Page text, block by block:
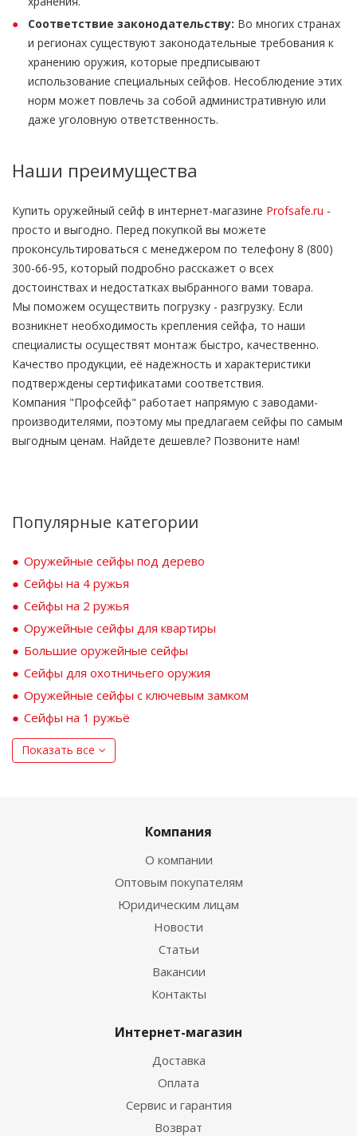
Соответствие законодательству: Во многих странах
и регионах существуют законодательные требования к
хранению оружия, которые предписывают
использование специальных сейфов. Несоблюдение этих
норм может повлечь за собой административную или
даже уголовную ответственность.
Наши преимущества
Купить оружейный сейф в интернет-магазине Profsafe.ru -
просто и выгодно. Перед покупкой вы можете
проконсультироваться с менеджером по телефону 8 (800)
300-66-95, который подробно расскажет о всех
достоинствах и недостатках выбранного вами товара.
Мы поможем осуществить погрузку - разгрузку. Если
возникнет необходимость крепления сейфа, то наши
специалисты осуществят монтаж быстро, качественно.
Качество продукции, её надежность и характеристики
подтверждены сертификатами соответствия.
Компания "Профсейф" работает напрямую с заводами-
производителями, поэтому мы предлагаем сейфы по самым
выгодным ценам. Найдете дешевле? Позвоните нам!
Популярные категории
Оружейные сейфы под дерево
Сейфы на 4 ружья
Сейфы на 2 ружья
Оружейные сейфы для квартиры
Большие оружейные сейфы
Сейфы для охотничьего оружия
Оружейные сейфы с ключевым замком
Сейфы на 1 ружьё
Показать все
Компания
О компании
Оптовым покупателям
Юридическим лицам
Новости
Статьи
Вакансии
Контакты
Интернет-магазин
Доставка
Оплата
Сервис и гарантия
Возврат